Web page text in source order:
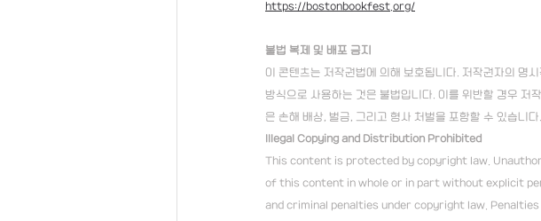
https://bostonbookfest.org/
불법 복제 및 배포 금지
이 콘텐츠는 저작권법에 의해 보호됩니다. 저작권자의 명
방식으로 사용하는 것은 불법입니다. 이를 위반할 경우 저
은 손해 배상, 벌금, 그리고 형사 처벌을 포함할 수 있습니다.
Illegal Copying and Distribution Prohibited
This content is protected by copyright law.
of this content in whole or in part without explicit
and criminal penalties under copyright law.